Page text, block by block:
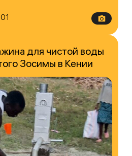
для чистой воды
Зосимы в Кении